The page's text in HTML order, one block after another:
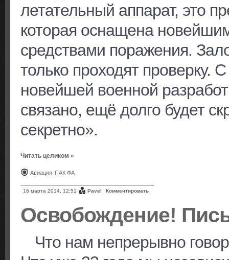
летательный аппарат, это
которая оснащена
средствами поражения.
только проходят проверку.
новейшей военной
связано, ещё долго будет
секретно».
Читать целиком »
Авиация ПАК ФА
16 марта 2014, 12:51 Pavel Комментировать
Освобождение!
Что нам непрерывно